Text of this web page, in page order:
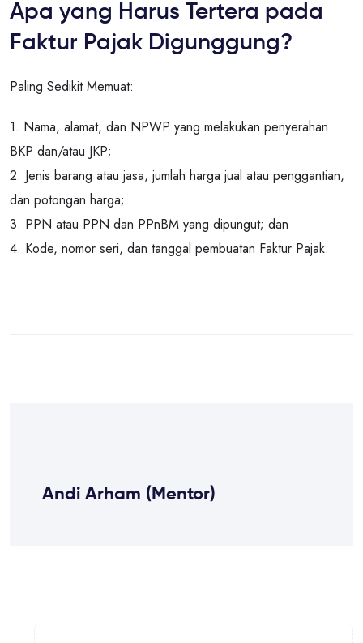
Apa yang Harus Tertera pada
Faktur Pajak Digunggung?
Paling Sedikit Memuat:
1. Nama, alamat, dan NPWP yang melakukan penyerahan
BKP dan/atau JKP;
2. Jenis barang atau jasa, jumlah harga jual atau penggantian,
dan potongan harga;
3. PPN atau PPN dan PPnBM yang dipungut; dan
4. Kode, nomor seri, dan tanggal pembuatan Faktur Pajak.
Andi Arham (Mentor)